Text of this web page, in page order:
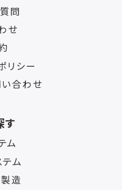
問
せ
リシー
合わせ
す
ム
ム
造